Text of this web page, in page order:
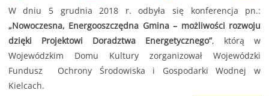
W dniu 5 grudnia 2018 r. odbyła się konferencja pn.:
„Nowoczesna, Energooszczędna Gmina – możliwości rozwoju
dzięki Projektowi Doradztwa Energetycznego”, którą w
Wojewódzkim Domu Kultury zorganizował Wojewódzki
Fundusz Ochrony Środowiska i Gospodarki Wodnej w
Kielcach.